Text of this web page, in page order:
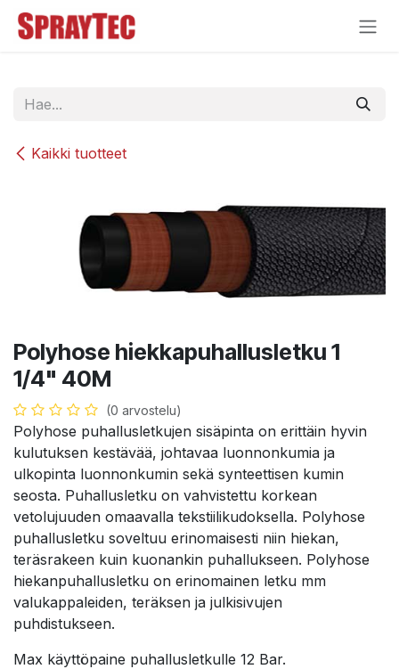
Siirry sisältöön
Kaikki tuotteet
Polyhose hiekkapuhallusletku 1
1/4" 40M
(0 arvostelu)
Polyhose puhallusletkujen sisäpinta on erittäin hyvin
kulutuksen kestävää, johtavaa luonnonkumia ja
ulkopinta luonnonkumin sekä synteettisen kumin
seosta. Puhallusletku on vahvistettu korkean
vetolujuuden omaavalla tekstiilikudoksella. Polyhose
puhallusletku soveltuu erinomaisesti niin hiekan,
teräsrakeen kuin kuonankin puhallukseen. Polyhose
hiekanpuhallusletku on erinomainen letku mm
valukappaleiden, teräksen ja julkisivujen
puhdistukseen.
Max käyttöpaine puhallusletkulle 12 Bar.